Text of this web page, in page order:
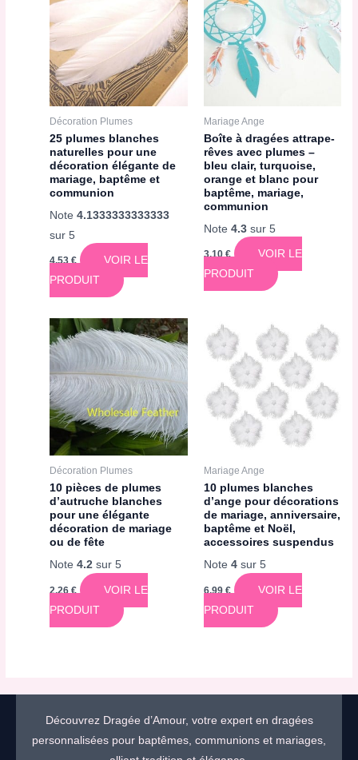
Décoration Plumes
25 plumes blanches
naturelles pour une
décoration élégante de
mariage, baptême et
communion
Note4.1333333333333
sur 5
4,53€
VOIR LE
PRODUIT
Mariage Ange
Boîte à dragées attrape-
rêves avec plumes –
bleu clair, turquoise,
orange et blanc pour
baptême, mariage,
communion
Note 4.3sur 5
3,10€
VOIR LE
PRODUIT
Décoration Plumes
10 pièces de plumes
d’autruche blanches
pour une élégante
décoration de mariage
ou de fête
Note4.2 sur 5
2,26€
VOIR LE
PRODUIT
Mariage Ange
10 plumes blanches
d’ange pour décorations
de mariage, anniversaire,
baptême et Noël,
accessoires suspendus
Note 4sur 5
6,99 €
VOIR LE
PRODUIT
Découvrez Dragée d’Amour, votre expert en dragées
personnalisées pour baptêmes, communions et mariages,